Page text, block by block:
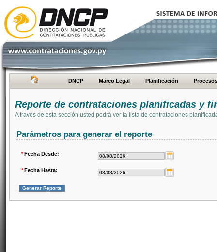
DNCP Marco Legal Planificación Procesos
Reporte de contrataciones planificadas y
A través de esta sección usted podrá ver la lista de contrataciones
Parámetros para generar el reporte
*Fecha Desde:
*Fecha Hasta: